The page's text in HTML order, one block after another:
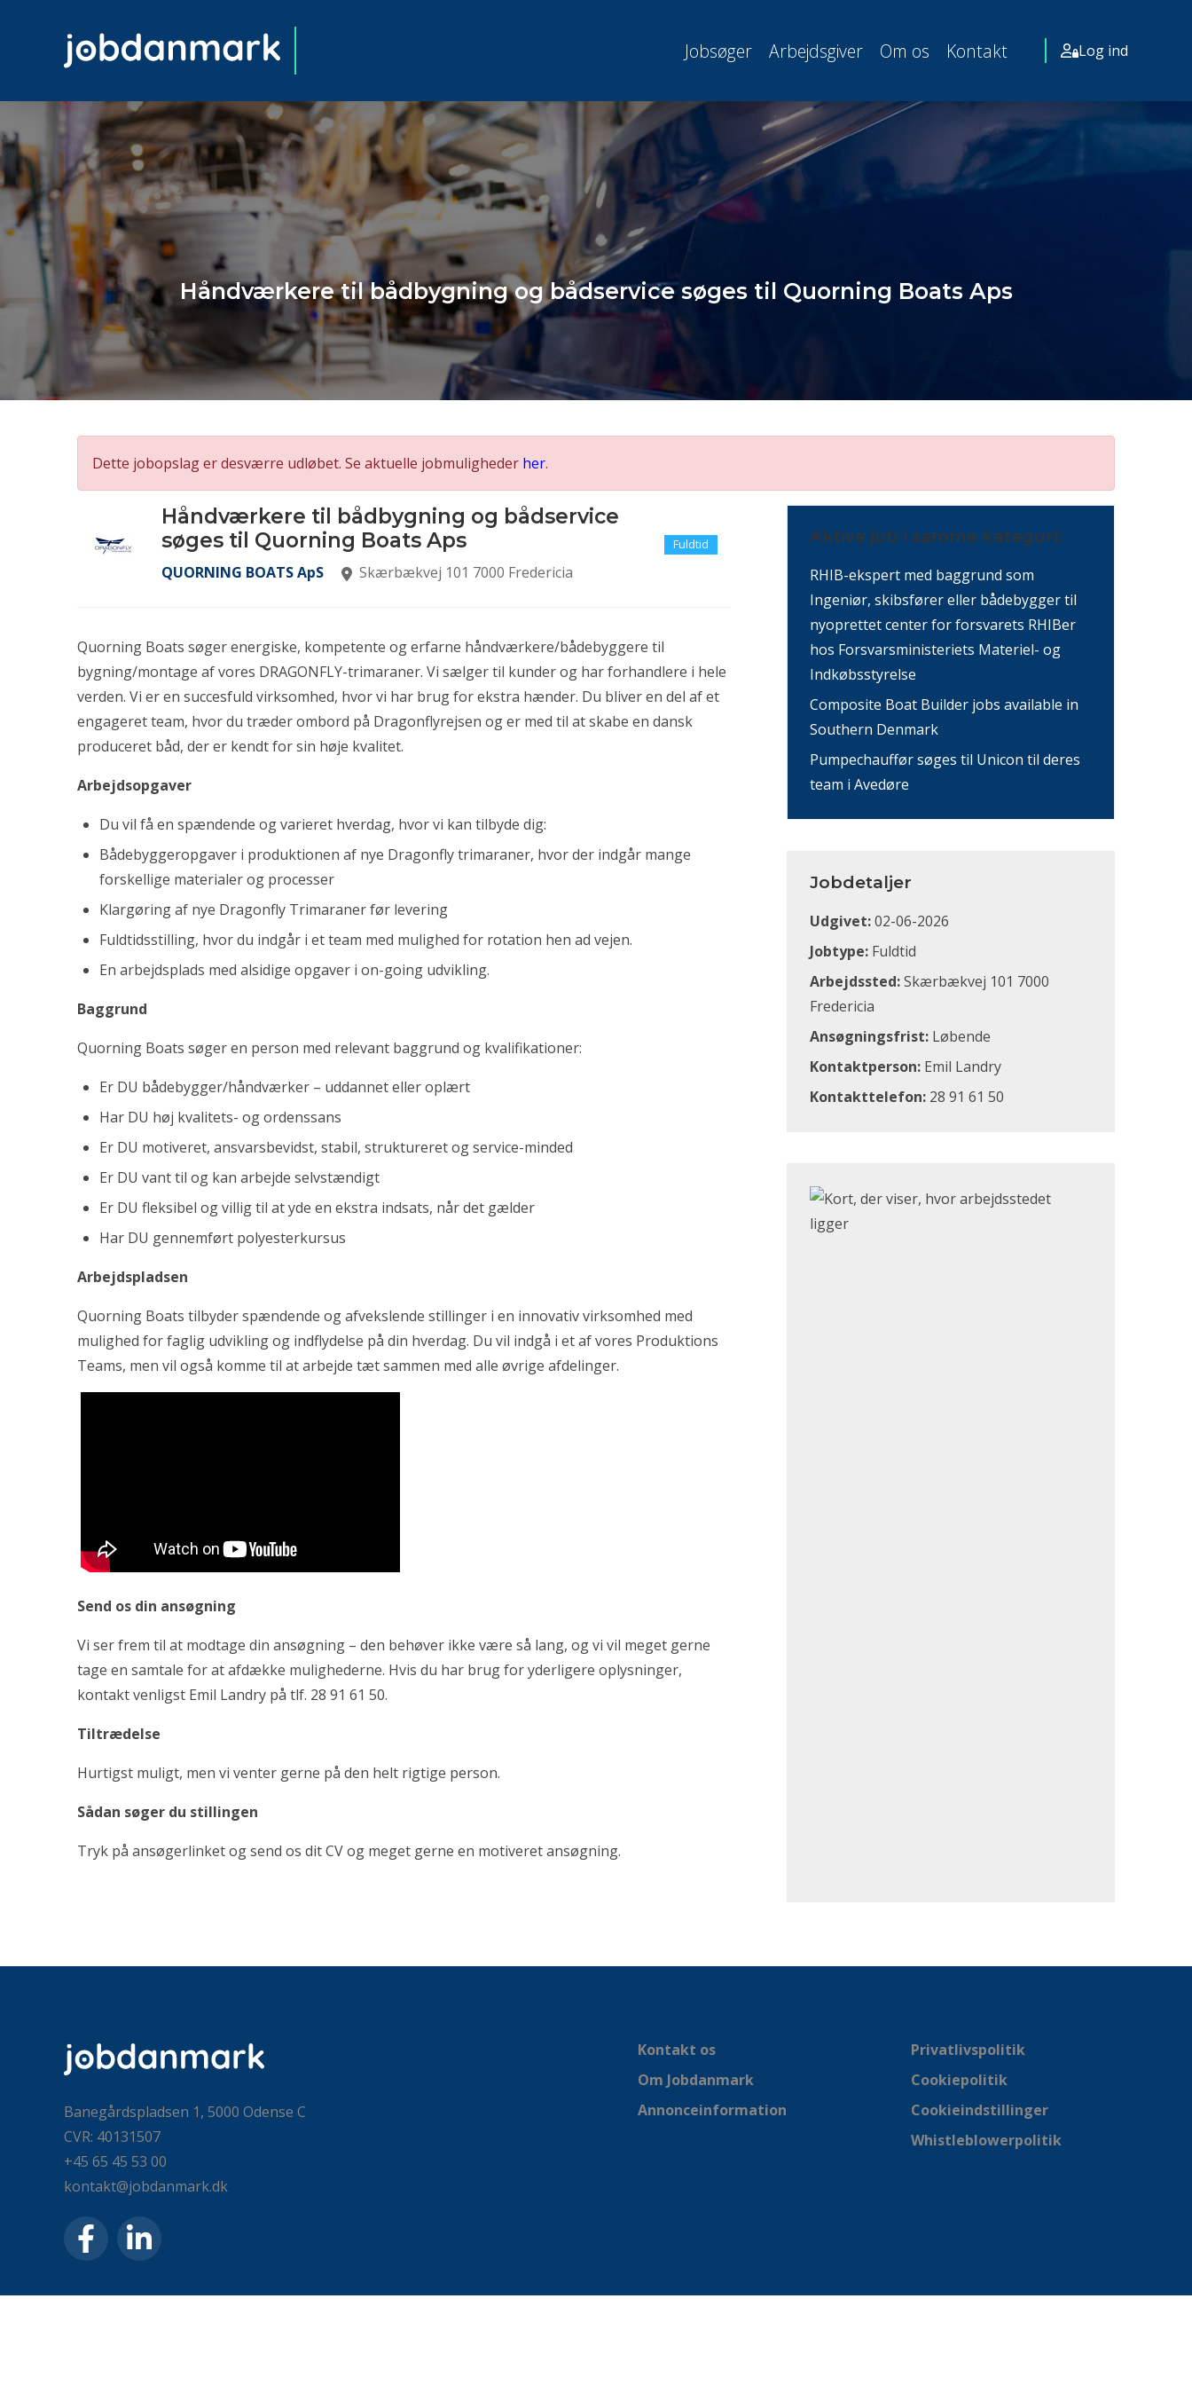
Jobsøger Arbejdsgiver Om os Kontakt Log ind
Håndværkere til bådbygning og bådservice søges til Quorning Boats Aps
Dette jobopslag er desværre udløbet. Se aktuelle jobmuligheder her.
Fuldtid
Håndværkere til bådbygning og bådservice
søges til Quorning Boats Aps
QUORNING BOATS ApS Skærbækvej 101 7000 Fredericia
Quorning Boats søger energiske, kompetente og erfarne håndværkere/bådebyggere til
bygning/montage af vores DRAGONFLY-trimaraner. Vi sælger til kunder og har forhandlere i hele
verden. Vi er en succesfuld virksomhed, hvor vi har brug for ekstra hænder. Du bliver en del af et
engageret team, hvor du træder ombord på Dragonflyrejsen og er med til at skabe en dansk
produceret båd, der er kendt for sin høje kvalitet.
Arbejdsopgaver
Du vil få en spændende og varieret hverdag, hvor vi kan tilbyde dig:
Bådebyggeropgaver i produktionen af nye Dragonfly trimaraner, hvor der indgår mange
forskellige materialer og processer
Klargøring af nye Dragonfly Trimaraner før levering
Fuldtidsstilling, hvor du indgår i et team med mulighed for rotation hen ad vejen.
En arbejdsplads med alsidige opgaver i on-going udvikling.
Baggrund
Quorning Boats søger en person med relevant baggrund og kvalifikationer:
Er DU bådebygger/håndværker – uddannet eller oplært
Har DU høj kvalitets- og ordenssans
Er DU motiveret, ansvarsbevidst, stabil, struktureret og service-minded
Er DU vant til og kan arbejde selvstændigt
Er DU fleksibel og villig til at yde en ekstra indsats, når det gælder
Har DU gennemført polyesterkursus
Arbejdspladsen
Quorning Boats tilbyder spændende og afvekslende stillinger i en innovativ virksomhed med
mulighed for faglig udvikling og indflydelse på din hverdag. Du vil indgå i et af vores Produktions
Teams, men vil også komme til at arbejde tæt sammen med alle øvrige afdelinger.
Send os din ansøgning
Vi ser frem til at modtage din ansøgning – den behøver ikke være så lang, og vi vil meget gerne
tage en samtale for at afdække mulighederne. Hvis du har brug for yderligere oplysninger,
kontakt venligst Emil Landry på tlf. 28 91 61 50.
Tiltrædelse
Hurtigst muligt, men vi venter gerne på den helt rigtige person.
Sådan søger du stillingen
Tryk på ansøgerlinket og send os dit CV og meget gerne en motiveret ansøgning.
Aktive job i samme kategori:
RHIB-ekspert med baggrund som
Ingeniør, skibsfører eller bådebygger til
nyoprettet center for forsvarets RHIBer
hos Forsvarsministeriets Materiel- og
Indkøbsstyrelse
Composite Boat Builder jobs available in
Southern Denmark
Pumpechauffør søges til Unicon til deres
team i Avedøre
Jobdetaljer
Udgivet:02-06-2026
Jobtype: Fuldtid
Arbejdssted:Skærbækvej 101 7000
Fredericia
Ansøgningsfrist: Løbende
Kontaktperson: Emil Landry
Kontakttelefon: 28 91 61 50
Klik for at åbne Google Maps og se, hvor arbejdsstedet
Banegårdspladsen 1, 5000 Odense C
CVR: 40131507
+45 65 45 53 00
kontakt@jobdanmark.dk
Kontakt os
Om Jobdanmark
Annonceinformation
Privatlivspolitik
Cookiepolitik
Cookieindstillinger
Whistleblowerpolitik